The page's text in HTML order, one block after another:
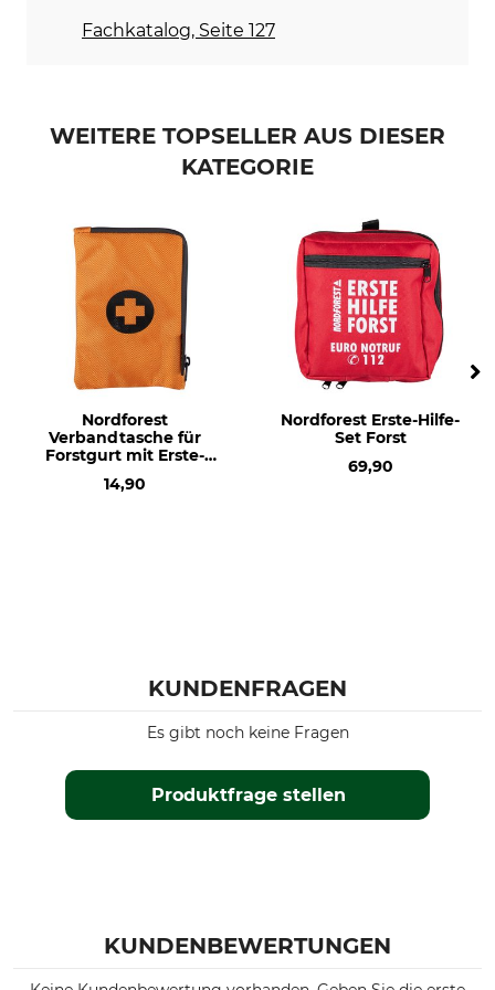
Fachkatalog, Seite 127
WEITERE TOPSELLER AUS DIESER
KATEGORIE
Nordforest
Verbandtasche für
Forstgurt mit Erste-
14,90
Nordforest Erste-Hilfe-
Set Forst
69,90
KUNDENFRAGEN
Produktfrage stellen
Es gibt noch keine Fragen
KUNDENBEWERTUNGEN